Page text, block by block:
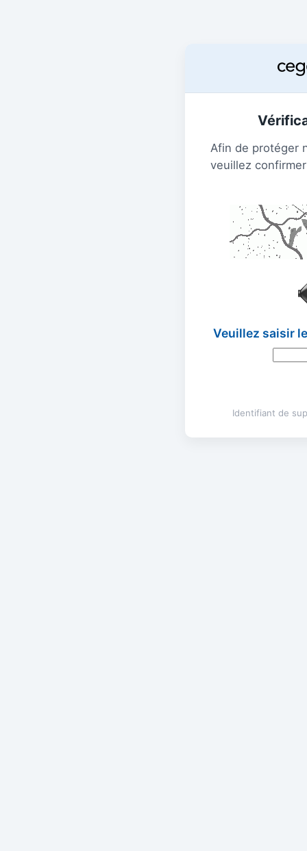
Afin de protéger
veuillez
Veuillez saisir
Identifiant de